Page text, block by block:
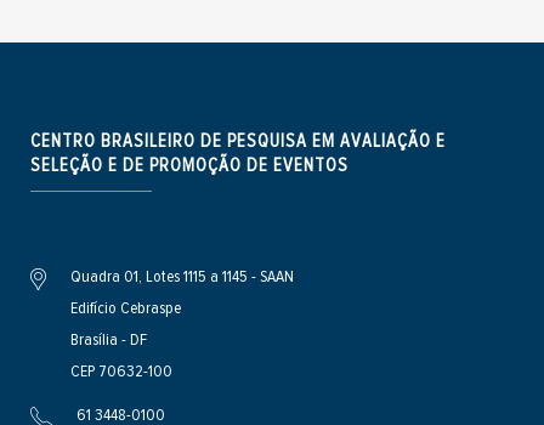
CENTRO BRASILEIRO DE PESQUISA EM AVALIAÇÃO E
SELEÇÃO E DE PROMOÇÃO DE EVENTOS
Quadra 01, Lotes 1115 a 1145 - SAAN
Edifício Cebraspe
Brasília - DF
CEP 70632-100
61 3448-0100